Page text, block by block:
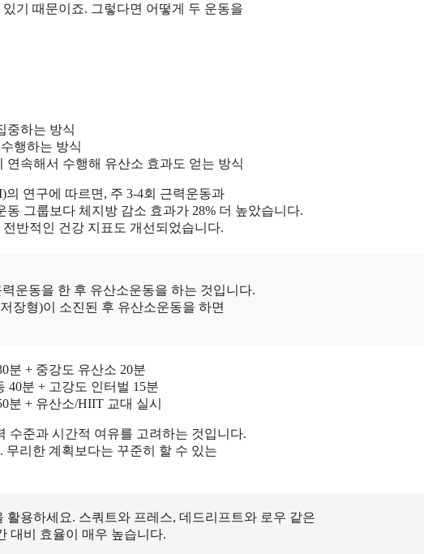
기 때문이죠. 그렇다면 어떻게 두 운동을
중하는 방식
행하는 방식
연속해서 수행해 유산소 효과도 얻는 방식
연구에 따르면, 주 3-4회 근력운동과
그룹보다 체지방 감소 효과가 28% 더 높았습니다.
반적인 건강 지표도 개선되었습니다.
운동을 한 후 유산소운동을 하는 것입니다.
장형)이 소진된 후 유산소운동을 하면
분 + 중강도 유산소 20분
40분 + 고강도 인터벌 15분
분 + 유산소/HIIT 교대 실시
수준과 시간적 여유를 고려하는 것입니다.
무리한 계획보다는 꾸준히 할 수 있는
활용하세요. 스쿼트와 프레스, 데드리프트와 로우 같은
대비 효율이 매우 높습니다.